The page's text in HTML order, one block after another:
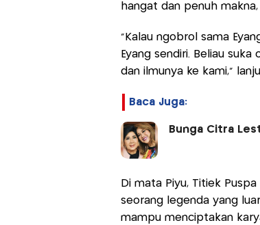
hangat dan penuh
"Kalau ngobrol sama
Eyang sendiri. Beliau
dan ilmunya ke kami,"
Baca Juga:
Bunga Citra
Di mata Piyu, Titiek
seorang legenda yang
mampu menciptakan